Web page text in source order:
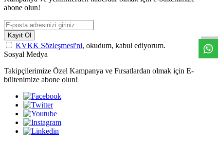
abone olun!
Kayıt Ol
KVKK Sözleşmesi'ni, okudum, kabul ediyorum.
Sosyal Medya
Takipçilerimize Özel Kampanya ve Fırsatlardan olmak için E-
bültenimize abone olun!